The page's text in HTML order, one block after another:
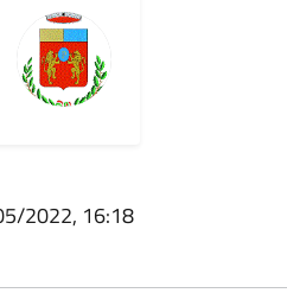
2022, 16:18